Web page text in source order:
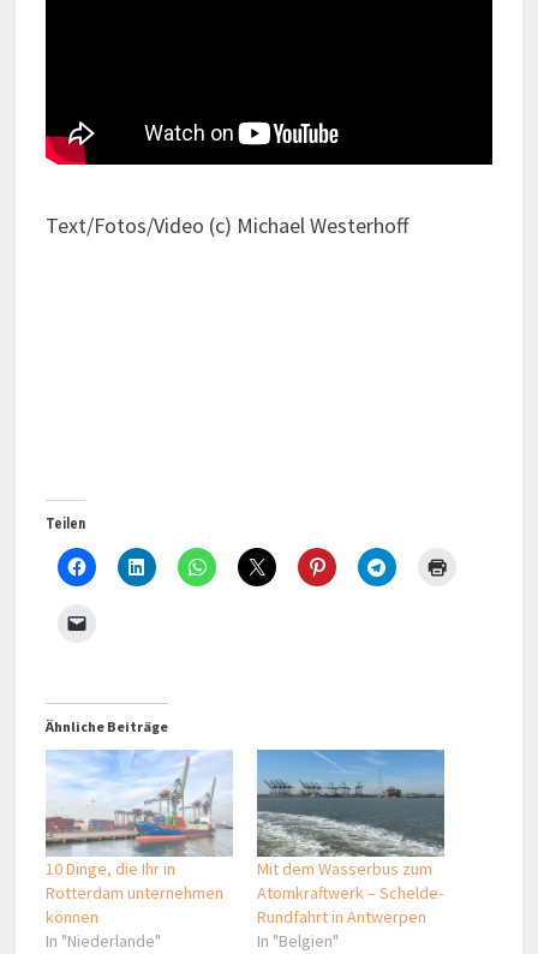
Text/Fotos/Video (c) Michael Westerhoff
Teilen
Ähnliche Beiträge
10 Dinge, die Ihr in
Rotterdam unternehmen
können
In "Niederlande"
Mit dem Wasserbus zum
Atomkraftwerk – Schelde-
Rundfahrt in Antwerpen
In "Belgien"